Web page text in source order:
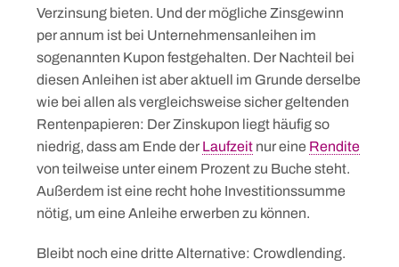
Verzinsung bieten. Und der mögliche Zinsgewinn
per annum ist bei Unternehmensanleihen im
sogenannten Kupon festgehalten. Der Nachteil bei
diesen Anleihen ist aber aktuell im Grunde derselbe
wie bei allen als vergleichsweise sicher geltenden
Rentenpapieren: Der Zinskupon liegt häufig so
niedrig, dass am Ende der Laufzeit nur eine Rendite
von teilweise unter einem Prozent zu Buche steht.
Außerdem ist eine recht hohe Investitionssumme
nötig, um eine Anleihe erwerben zu können.
Bleibt noch eine dritte Alternative: Crowdlending.